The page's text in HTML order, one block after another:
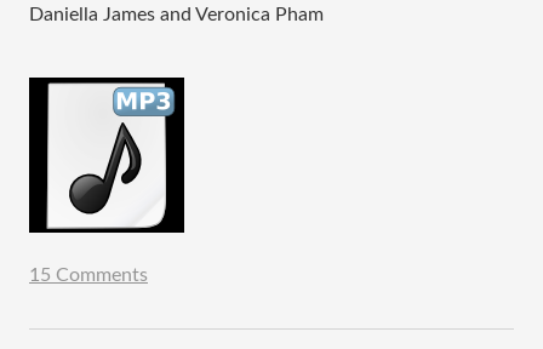
Daniella James and Veronica Pham
15 Comments